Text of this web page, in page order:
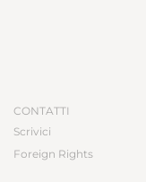
CONTATTI
Scrivici
Foreign Rights